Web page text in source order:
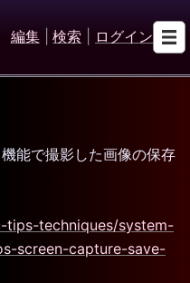
編集 検索 ログイン
能で撮影した画像の保存
techniques/system-
screen-capture-save-